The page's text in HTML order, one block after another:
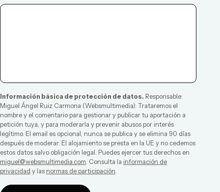
Información básica de protección de datos. Responsable:
Miguel Ángel Ruiz Carmona (Websmultimedia). Trataremos el
nombre y el comentario para gestionar y publicar tu aportación a
petición tuya, y para moderarla y prevenir abusos por interés
legítimo. El email es opcional, nunca se publica y se elimina 90 días
después de moderar. El alojamiento se presta en la UE y no cedemos
estos datos salvo obligación legal. Puedes ejercer tus derechos en
miguel@websmultimedia.com . Consulta la información de
privacidad y las normas de participación